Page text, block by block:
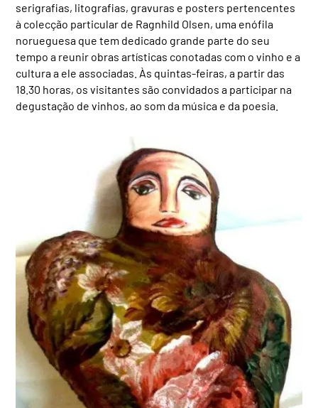
serigrafias, litografias, gravuras e posters pertencentes
à colecção particular de Ragnhild Olsen, uma enófila
norueguesa que tem dedicado grande parte do seu
tempo a reunir obras artísticas conotadas com o vinho e a
cultura a ele associadas. Às quintas-feiras, a partir das
18.30 horas, os visitantes são convidados a participar na
degustação de vinhos, ao som da música e da poesia.